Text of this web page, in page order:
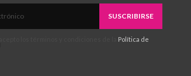
SUSCRIBIRSE
Política de